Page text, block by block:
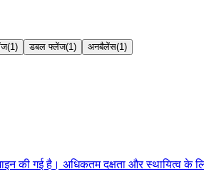
(1 ) डबल फ्लेंज(1 ) अनबैलेंस(1 )
की गई है। अधिकतम दक्षता और स्थायित्व के